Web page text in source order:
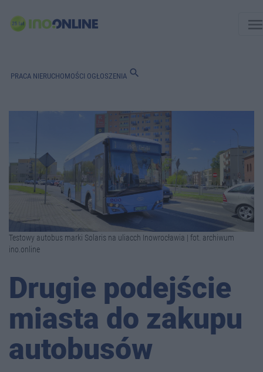
PRACA NIERUCHOMOŚCI OGŁOSZENIA search
Testowy autobus marki Solaris na uliacch Inowrocławia | fot. archiwum
ino.online
Drugie podejście
miasta do zakupu
autobusów